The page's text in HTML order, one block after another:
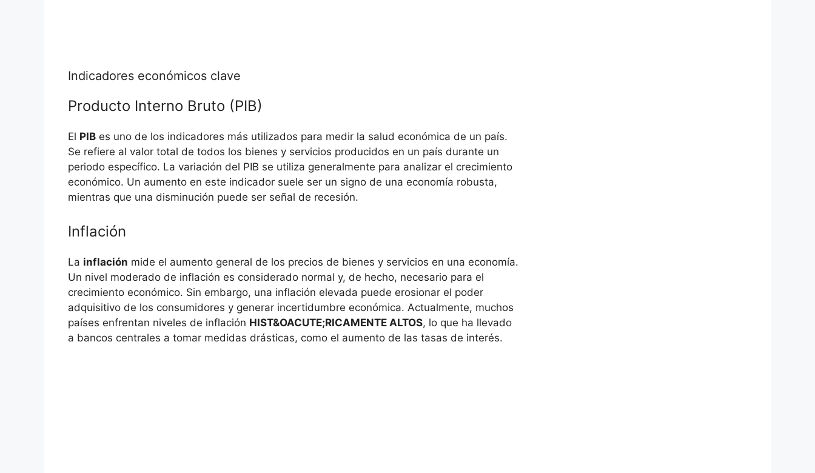
Indicadores económicos clave
Producto Interno Bruto (PIB)
El PIB es uno de los indicadores más utilizados para medir la salud económica de un país.
Se refiere al valor total de todos los bienes y servicios producidos en un país durante un
periodo específico. La variación del PIB se utiliza generalmente para analizar el crecimiento
económico. Un aumento en este indicador suele ser un signo de una economía robusta,
mientras que una disminución puede ser señal de recesión.
Inflación
La inflación mide el aumento general de los precios de bienes y servicios en una economía.
Un nivel moderado de inflación es considerado normal y, de hecho, necesario para el
crecimiento económico. Sin embargo, una inflación elevada puede erosionar el poder
adquisitivo de los consumidores y generar incertidumbre económica. Actualmente, muchos
países enfrentan niveles de inflación HIST&OACUTE;RICAMENTE ALTOS, lo que ha llevado
a bancos centrales a tomar medidas drásticas, como el aumento de las tasas de interés.